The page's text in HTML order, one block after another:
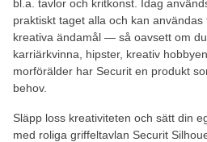
bl.a. tavlor och kritkonst. Idag
praktiskt taget alla och kan
kreativa ändamål — så oavsett om du
karriärkvinna, hipster, kreativ
morförälder har Securit en produkt
behov.
Släpp loss kreativiteten och sätt din
med roliga griffeltavlan Securit